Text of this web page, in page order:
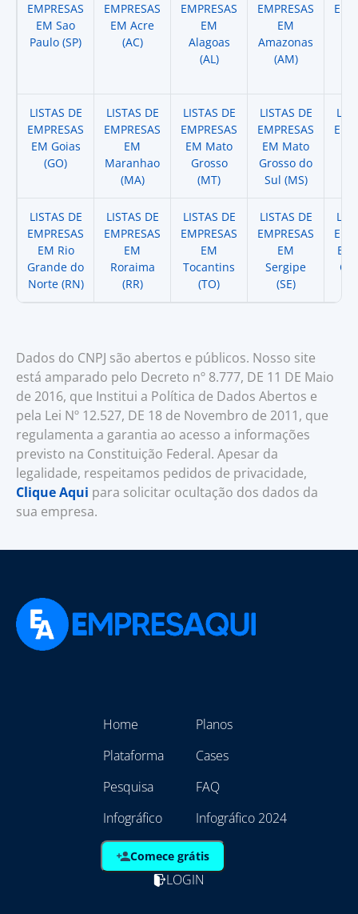
EMPRESAS
EM Sao
Paulo (SP)
EMPRESAS
EM Acre
(AC)
EMPRESAS
EM
Alagoas
(AL)
EMPRESAS
EM
Amazonas
(AM)
LISTAS DE
EMPRESAS
EM Goias
(GO)
LISTAS DE
EMPRESAS
EM
Maranhao
(MA)
LISTAS DE
EMPRESAS
EM Mato
Grosso
(MT)
LISTAS DE
EMPRESAS
EM Mato
Grosso do
Sul (MS)
LISTAS DE
EMPRESAS
EM Rio
Grande do
Norte (RN)
LISTAS DE
EMPRESAS
EM
Roraima
(RR)
LISTAS DE
EMPRESAS
EM
Tocantins
(TO)
LISTAS DE
EMPRESAS
EM
Sergipe
(SE)
EM
Dados do CNPJ são abertos e públicos. Nosso site
está amparado pelo Decreto nº 8.777, DE 11 DE Maio
de 2016, que Institui a Política de Dados Abertos e
pela Lei Nº 12.527, DE 18 de Novembro de 2011, que
regulamenta a garantia ao acesso a informações
previsto na Constituição Federal. Apesar da
legalidade, respeitamos pedidos de privacidade,
Clique Aqui para solicitar ocultação dos dados da
sua empresa.
Home
Plataforma
Pesquisa
Infográfico
Planos
Cases
FAQ
Infográfico 2024
Comece grátis
LOGIN